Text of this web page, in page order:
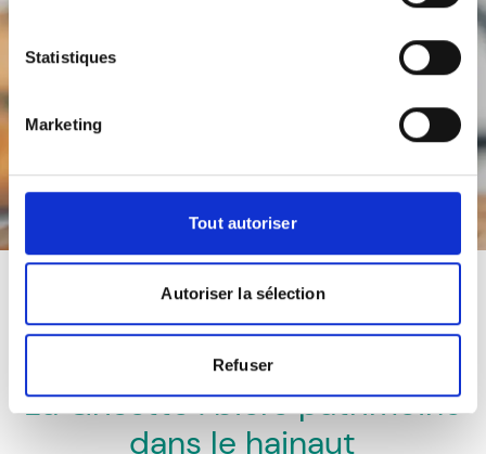
Statistiques
Marketing
Tout autoriser
Autoriser la sélection
Refuser
La Grisette : bière patrimoine
dans le hainaut